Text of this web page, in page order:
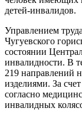
детей-инвалидов.
Управлением
Чугуевского
состоянии
инвалидности. В
219 направлений
изделиями. За
согласно
инвалидных